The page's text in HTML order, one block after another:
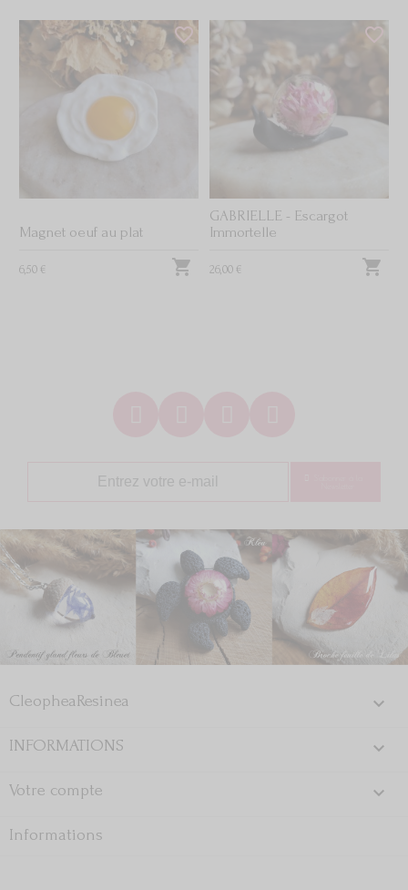
Magnet oeuf au plat
6,50 € 
favorite_border
GABRIELLE - Escargot
Immortelle
26,00 € 
favorite_border
CleopheaResinea 
INFORMATIONS 
Votre compte 
Informations